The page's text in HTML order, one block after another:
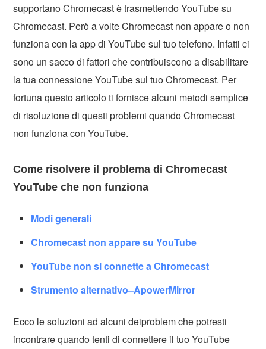
supportano Chromecast è trasmettendo YouTube su
Chromecast. Però a volte Chromecast non appare o non
funziona con la app di YouTube sul tuo telefono. Infatti ci
sono un sacco di fattori che contribuiscono a disabilitare
la tua connessione YouTube sul tuo Chromecast. Per
fortuna questo articolo ti fornisce alcuni metodi semplice
di risoluzione di questi problemi quando Chromecast
non funziona con YouTube.
Come risolvere il problema di Chromecast
YouTube che non funziona
Modi generali
Chromecast non appare su YouTube
YouTube non si connette a Chromecast
Strumento alternativo–ApowerMirror
Ecco le soluzioni ad alcuni deiproblem che potresti
incontrare quando tenti di connettere il tuo YouTube